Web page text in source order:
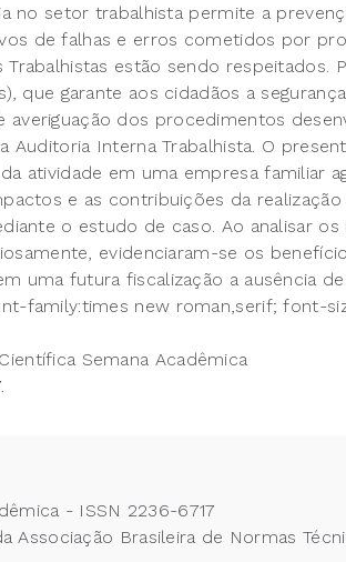
no setor trabalhista permite a
de falhas e erros cometidos por
estão sendo respeitados.
que garante aos cidadãos a
averiguação dos procedimentos
Auditoria Interna Trabalhista. O
atividade em uma empresa familiar
e as contribuições da
o estudo de caso. Ao analisar
evidenciaram-se os
uma futura fiscalização a ausência
family:times new roman,serif; font-
Semana Acadêmica
- ISSN 2236-6717
Associação Brasileira de Normas